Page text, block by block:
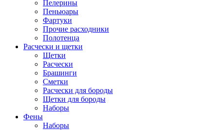
Пелерины
Пеньюары
Фартуки
Прочие расходники
Полотенца
Расчески и щетки
Щетки
Расчески
Брашинги
Сметки
Расчески для бороды
Щетки для бороды
Наборы
Фены
Наборы